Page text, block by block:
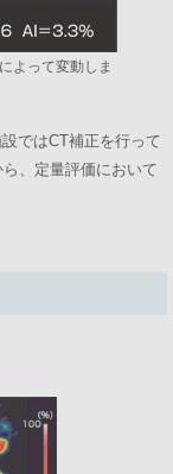
よって変動しま
ではCT補正を行って
、定量評価において